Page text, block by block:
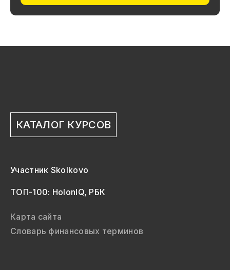
КАТАЛОГ КУРСОВ
Участник Skolkovo
ТОП-100: HolonIQ, РБК
Карта сайта
Словарь финансовых терминов